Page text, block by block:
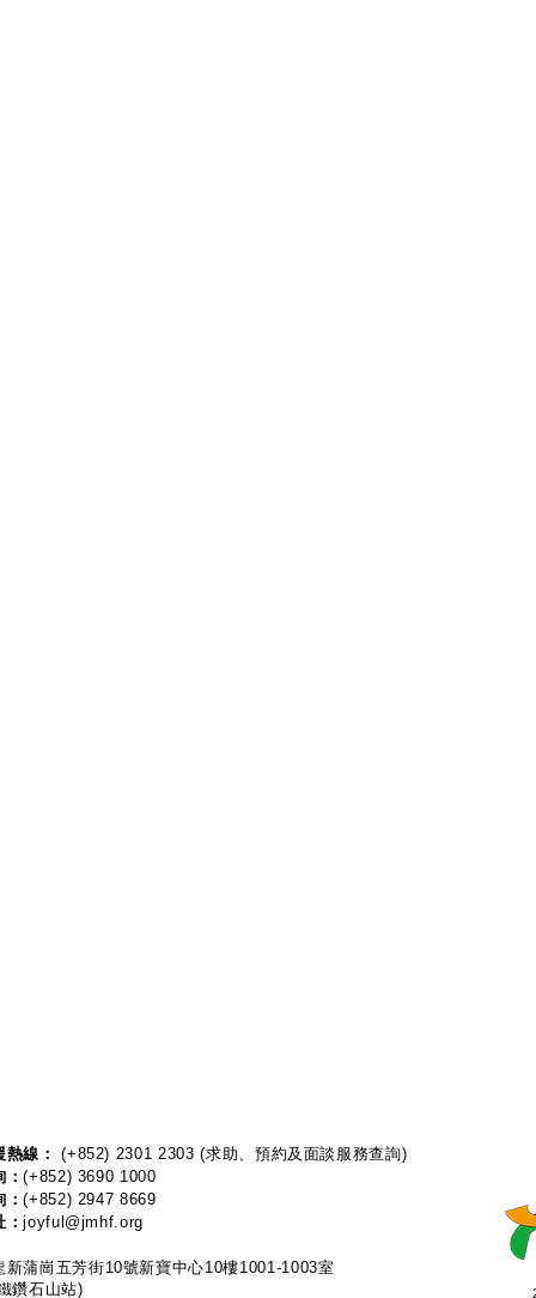
熱線：​​(+852) 2301 2303(求助、預約及面談服務查詢)
：(+852) 3690 1000
：(+852) 2947 8669
：joyful@jmhf.org
新蒲崗五芳街10號新寶中心10樓1001-1003室
鑽石山站)